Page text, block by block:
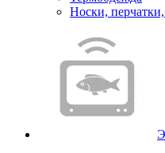
Носки,